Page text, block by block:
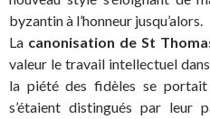
byzantin à l’honneur jusqu’alors.
La canonisation de St
valeur le travail intellectuel
la piété des fidèles se
s’étaient distingués par leur